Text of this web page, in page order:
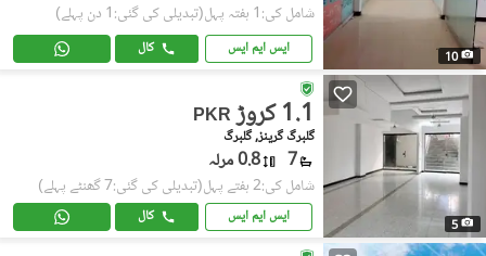
10
شامل کی:1 ہفتہ پہل (تبدیلی کی گئی:1 دن پہلے)
ایس ایم ایس کال
5
PKR 1.1 کروڑ
گلبرگ گرینز, گلبرگ
7 0.8 مرلہ
شامل کی:2 ہفتے پہل (تبدیلی کی گئی:7 گھنٹے پہلے)
ایس ایم ایس کال